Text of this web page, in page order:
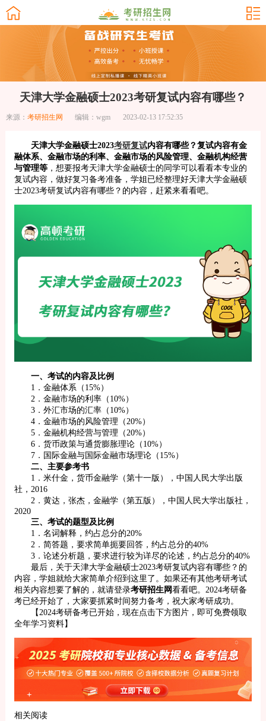
天津大学金融硕士2023考研复试内容有哪些？
来源： 考研招生网 编辑：wgm 2023-02-13 17:52:35
天津大学金融硕士2023考研复试内容有哪些？复试内容有金
融体系、金融市场的利率、金融市场的风险管理、金融机构经营
与管理等，想要报考天津大学金融硕士的同学可以看看本专业的
复试内容，做好复习备考准备，学姐已经整理好天津大学金融硕
士2023考研复试内容有哪些？的内容，赶紧来看看吧。
一、考试的内容及比例
1．金融体系（15%）
2．金融市场的利率（10%）
3．外汇市场的汇率（10%）
4．金融市场的风险管理（20%）
5．金融机构经营与管理（20%）
6．货币政策与通货膨胀理论（10%）
7．国际金融与国际金融市场理论（15%）
二、主要参考书
1．米什金，货币金融学（第十一版），中国人民大学出版
社，2016
2．黄达，张杰，金融学（第五版），中国人民大学出版社，
2020
三、考试的题型及比例
1．名词解释，约占总分的20%
2．简答题，要求简单扼要回答，约占总分的40%
3．论述分析题，要求进行较为详尽的论述，约占总分的40%
最后，关于天津大学金融硕士2023考研复试内容有哪些？的
内容，学姐就给大家简单介绍到这里了。如果还有其他考研考试
相关内容想要了解的，就请登录考研招生网看看吧。2024考研备
考已经开始了，大家要抓紧时间努力备考，祝大家考研成功。
【2024考研备考已开始，现在点击下方图片，即可免费领取
全年学习资料】
相关阅读